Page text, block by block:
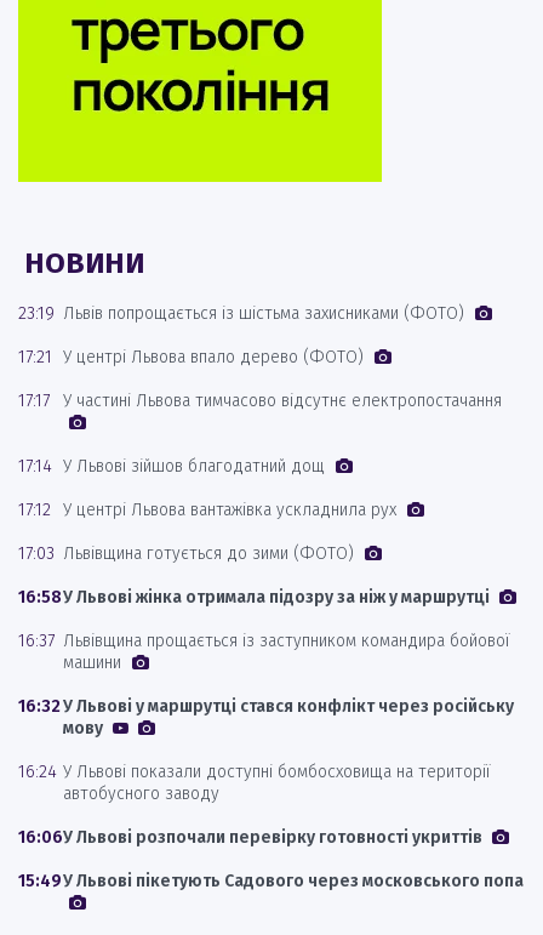
НОВИНИ
23:19 Львів попрощається із шістьма захисниками (ФОТО)
17:21 У центрі Львова впало дерево (ФОТО)
17:17 У частині Львова тимчасово відсутнє електропостачання
17:14 У Львові зійшов благодатний дощ
17:12 У центрі Львова вантажівка ускладнила рух
17:03 Львівщина готується до зими (ФОТО)
16:58У Львові жінка отримала підозру за ніж у маршрутці
16:37 Львівщина прощається із заступником командира бойової
машини
16:32У Львові у маршрутці стався конфлікт через російську
мову
16:24 У Львові показали доступні бомбосховища на території
автобусного заводу
16:06У Львові розпочали перевірку готовності укриттів
15:49У Львові пікетують Садового через московського попа